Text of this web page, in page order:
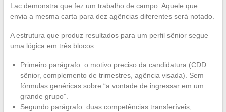
Lac demonstra que fez um trabalho de campo. Aquele que
envia a mesma carta para dez agências diferentes será notado.
A estrutura que produz resultados para um perfil sênior segue
uma lógica em três blocos:
Primeiro parágrafo: o motivo preciso da candidatura (CDD
sênior, complemento de trimestres, agência visada). Sem
fórmulas genéricas sobre “a vontade de ingressar em um
grande grupo”.
Segundo parágrafo: duas competências transferíveis,